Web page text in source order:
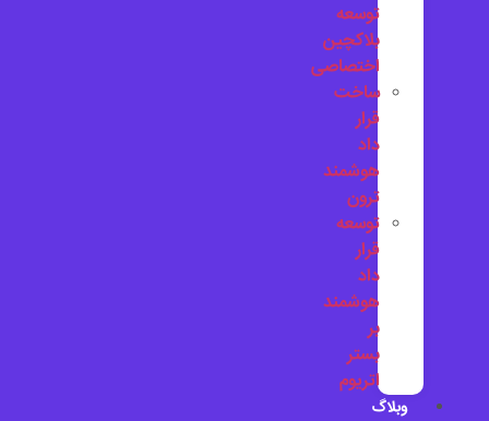
توسعه
بلاکچین
اختصاصی
ساخت
قرار
داد
هوشمند
ترون
توسعه
قرار
داد
هوشمند
بر
بستر
اتریوم
وبلاگ